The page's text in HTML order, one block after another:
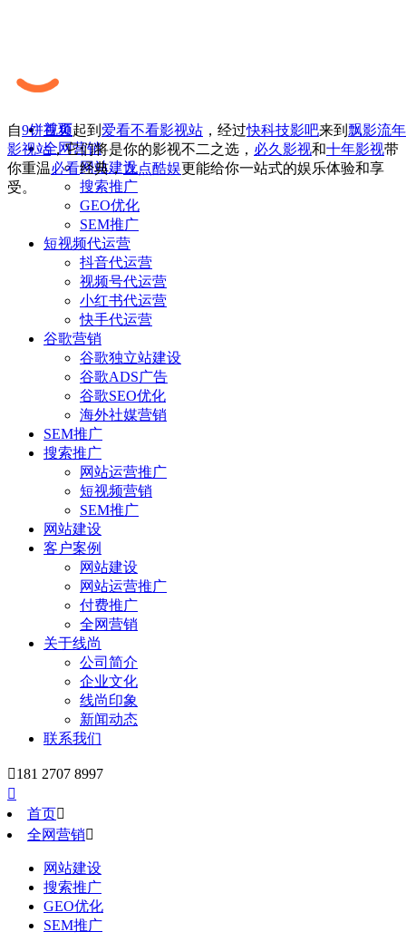
首页
全网营销
网站建设
搜索推广
GEO优化
SEM推广
短视频代运营
抖音代运营
视频号代运营
小红书代运营
快手代运营
谷歌营销
谷歌独立站建设
谷歌ADS广告
谷歌SEO优化
海外社媒营销
SEM推广
搜索推广
网站运营推广
短视频营销
SEM推广
网站建设
客户案例
网站建设
网站运营推广
付费推广
全网营销
关于线尚
公司简介
企业文化
线尚印象
新闻动态
联系我们
181 2707 8997

首页
全网营销
网站建设
搜索推广
GEO优化
SEM推广
自9饼视频起到 爱看不看影视站 ，经过快科技影吧来到 飘影流年
影视站，它们将是你的影视不二之选， 必久影视和十年影视带
你重温必看经典，九点酷娱更能给你一站式的娱乐体验和享
受。